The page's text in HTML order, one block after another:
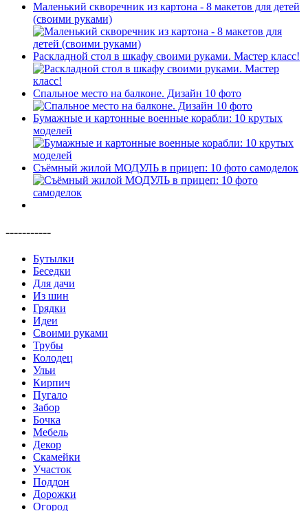
Маленький скворечник из картона - 8 макетов для детей
(своими руками)
Раскладной стол в шкафу своими руками. Мастер класс!
Спальное место на балконе. Дизайн 10 фото
Бумажные и картонные военные корабли: 10 крутых
моделей
Съёмный жилой МОДУЛЬ в прицеп: 10 фото самоделок
-----------
Бутылки
Беседки
Для дачи
Из шин
Грядки
Идеи
Своими руками
Трубы
Колодец
Ульи
Кирпич
Пугало
Забор
Бочка
Мебель
Декор
Скамейки
Участок
Поддон
Дорожки
Огород